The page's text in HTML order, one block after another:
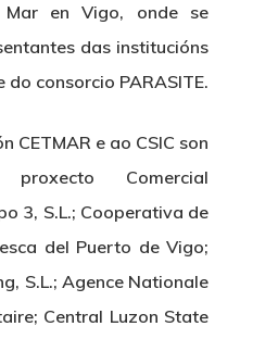
Mar en Vigo, onde se
das institucións
consorcio PARASITE.
CETMAR e ao CSIC son
Comercial
3, S.L.; Cooperativa de
del Puerto de Vigo;
S.L.; Agence Nationale
Central Luzon State